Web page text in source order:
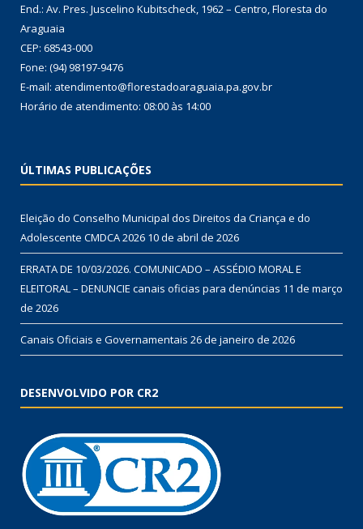
End.: Av. Pres. Juscelino Kubitscheck, 1962 – Centro, Floresta do
Araguaia
CEP: 68543-000
Fone: (94) 98197-9476
E-mail: atendimento@florestadoaraguaia.pa.gov.br
Horário de atendimento: 08:00 às 14:00
ÚLTIMAS PUBLICAÇÕES
Eleição do Conselho Municipal dos Direitos da Criança e do
Adolescente CMDCA 2026 10 de abril de 2026
ERRATA DE 10/03/2026. COMUNICADO – ASSÉDIO MORAL E
ELEITORAL – DENUNCIE canais oficias para denúncias 11 de março
de 2026
Canais Oficiais e Governamentais 26 de janeiro de 2026
DESENVOLVIDO POR CR2